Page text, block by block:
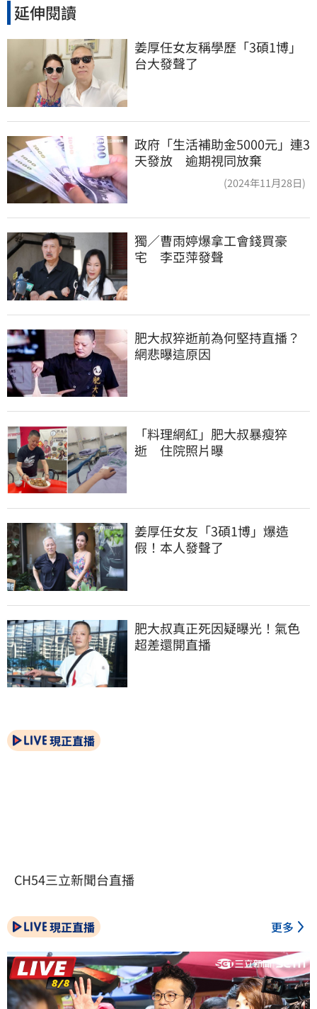
延伸閱讀
姜厚任女友稱學歷「3碩1博」
台大發聲了
政府「生活補助金5000元」連3
天發放 逾期視同放棄
(2024年11月28日)
獨／曹雨婷爆拿工會錢買豪
宅　李亞萍發聲
肥大叔猝逝前為何堅持直播？
網悲曝這原因
「料理網紅」肥大叔暴瘦猝
逝　住院照片曝
姜厚任女友「3碩1博」爆造
假！本人發聲了
肥大叔真正死因疑曝光！氣色
超差還開直播
現正直播
CH54三立新聞台直播
現正直播 更多